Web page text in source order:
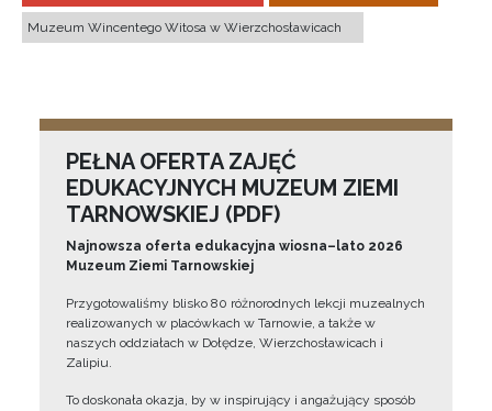
Muzeum Wincentego Witosa w Wierzchosławicach
PEŁNA OFERTA ZAJĘĆ
EDUKACYJNYCH MUZEUM ZIEMI
TARNOWSKIEJ (PDF)
Najnowsza oferta edukacyjna wiosna–lato 2026
Muzeum Ziemi Tarnowskiej
Przygotowaliśmy blisko 80 różnorodnych lekcji muzealnych
realizowanych w placówkach w Tarnowie, a także w
naszych oddziałach w Dołędze, Wierzchosławicach i
Zalipiu.
To doskonała okazja, by w inspirujący i angażujący sposób